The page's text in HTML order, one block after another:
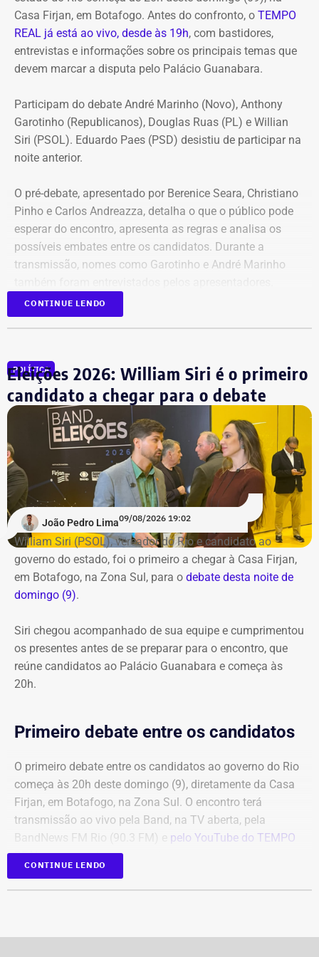
Casa Firjan, em Botafogo. Antes do confronto, o TEMPO
REAL já está ao vivo, desde às 19h, com bastidores,
entrevistas e informações sobre os principais temas que
devem marcar a disputa pelo Palácio Guanabara.
Participam do debate André Marinho (Novo), Anthony
Garotinho (Republicanos), Douglas Ruas (PL) e Willian
Siri (PSOL). Eduardo Paes (PSD) desistiu de participar na
noite anterior.
O pré-debate, apresentado por Berenice Seara, Christiano
Pinho e Carlos Andreazza, detalha o que o público pode
esperar do encontro, apresenta as regras e analisa os
possíveis embates entre os candidatos. Durante a
transmissão, nomes como Garotinho e André Marinho
Acompanhe a cobertura especial pelo YouTube e
CONTINUE LENDO
POLÍTICA
Eleições 2026: William Siri é o primeiro
candidato a chegar para o debate
João Pedro Lima09/08/2026 19:02
William Siri (PSOL), vereador do Rio e candidato ao
governo do estado, foi o primeiro a chegar à Casa Firjan,
em Botafogo, na Zona Sul, para o debate desta noite de
domingo (9).
Siri chegou acompanhado de sua equipe e cumprimentou
os presentes antes de se preparar para o encontro, que
reúne candidatos ao Palácio Guanabara e começa às
20h.
Primeiro debate entre os candidatos
O primeiro debate entre os candidatos ao governo do Rio
começa às 20h deste domingo (9), diretamente da Casa
Firjan, em Botafogo, na Zona Sul. O encontro terá
transmissão ao vivo pela Band, na TV aberta, pela
BandNews FM Rio (90.3 FM) e pelo YouTube do TEMPO
REAL, em parceria com a emissora.
Participam do debate André Marinho (Novo), Anthony
CONTINUE LENDO